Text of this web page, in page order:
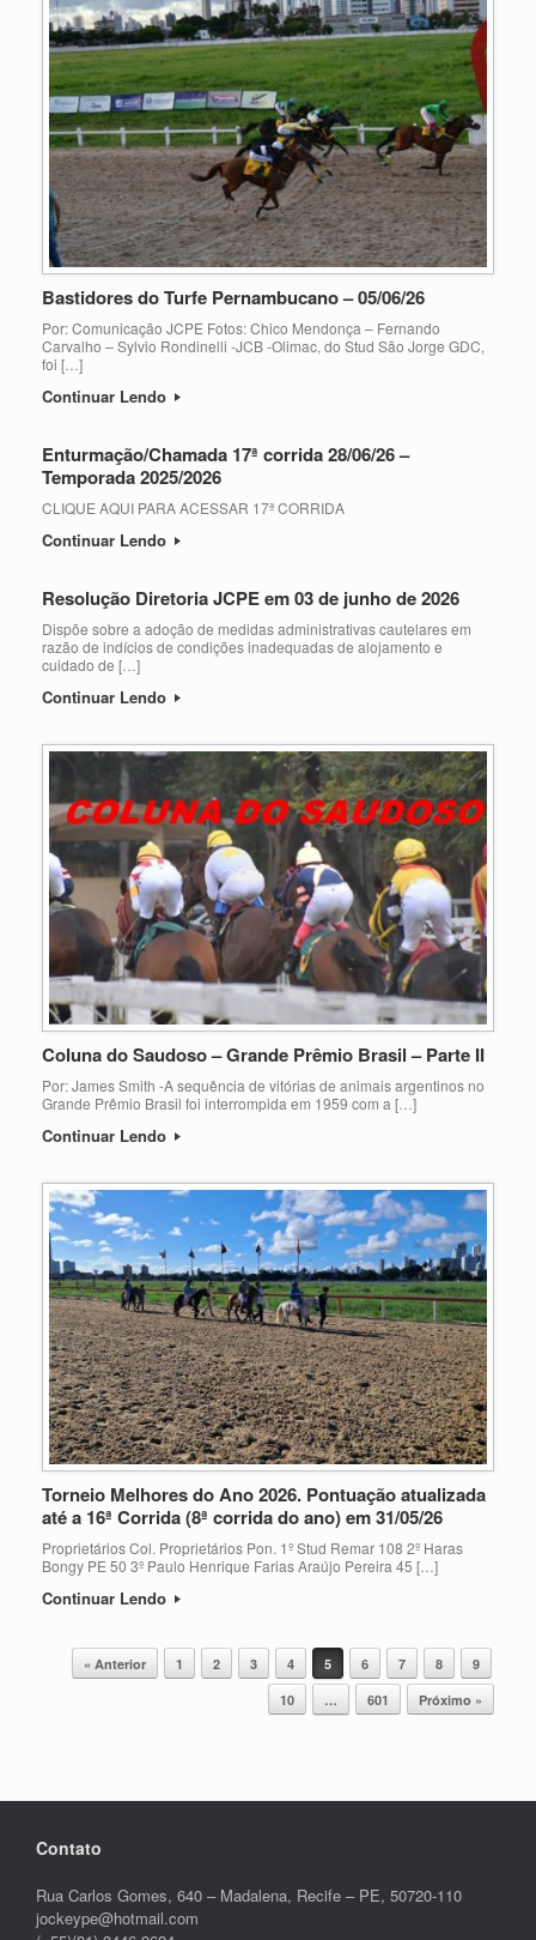
Bastidores do Turfe Pernambucano – 05/06/26
Por: Comunicação JCPE Fotos: Chico Mendonça – Fernando
Carvalho – Sylvio Rondinelli -JCB -Olimac, do Stud São Jorge GDC,
foi […]
Continuar Lendo
Enturmação/Chamada 17ª corrida 28/06/26 –
Temporada 2025/2026
CLIQUE AQUI PARA ACESSAR 17ª CORRIDA
Continuar Lendo
Resolução Diretoria JCPE em 03 de junho de 2026
Dispõe sobre a adoção de medidas administrativas cautelares em
razão de indícios de condições inadequadas de alojamento e
cuidado de […]
Continuar Lendo
Coluna do Saudoso – Grande Prêmio Brasil – Parte II
Por: James Smith -A sequência de vitórias de animais argentinos no
Grande Prêmio Brasil foi interrompida em 1959 com a […]
Continuar Lendo
Torneio Melhores do Ano 2026. Pontuação atualizada
até a 16ª Corrida (8ª corrida do ano) em 31/05/26
Proprietários Col. Proprietários Pon. 1º Stud Remar 108 2º Haras
Bongy PE 50 3º Paulo Henrique Farias Araújo Pereira 45 […]
Continuar Lendo
Post navigation
« Anterior 1 2 3 4 5 6 7 8
9
10
… 601 Próximo »
Contato
Rua Carlos Gomes, 640 – Madalena, Recife – PE, 50720-110
jockeype@hotmail.com